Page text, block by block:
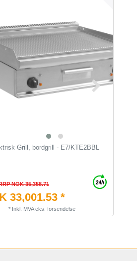
Grill, bordgrill - E7/KTE2BBL
NOK 35,358.71
33,001.53 *
* Inkl. MVAeks. forsendelse